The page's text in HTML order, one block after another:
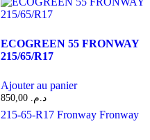
ECOGREEN 55 FRONWAY
215/65/R17
Ajouter au panier
د.م. 850,00
215-65-R17 Fronway Fronway